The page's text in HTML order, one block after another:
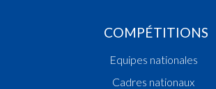
COMPÉTITIONS
Equipes nationales
Cadres nationaux